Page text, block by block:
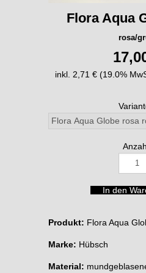
Flora Aqua
rosa/
inkl. 2,71 € (19.0%
Produkt: Flora Aqua
Marke: Hübsch
Material: